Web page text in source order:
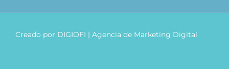
Creado por DIGIOFI | Agencia de Marketing Digital